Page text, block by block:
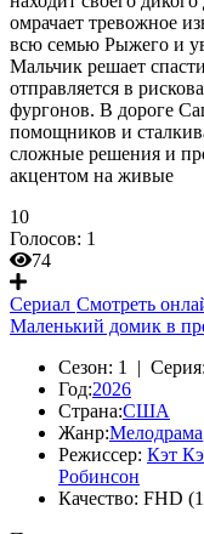
омрачает тревожное
всю семью Рыжего и
Мальчик решает
отправляется в
фургонов. В дороге
помощников и
сложные решения и
акцентом на живые
10
Голосов: 1
74
Сериал Смотреть
Маленький домик в
Сезон: 1 | Серия:
Год:2026
Страна:США
Жанр:Мелодрама
Режиссер: Кэт
Робинсон
Качество: FHD